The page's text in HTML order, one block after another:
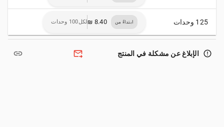
125 وحدات ابتداءً من ‏8.40 ₪ لكل100 وحدات
error_outline الإبلاغ عن مشكلة في المنتج forward_to_inbox
link